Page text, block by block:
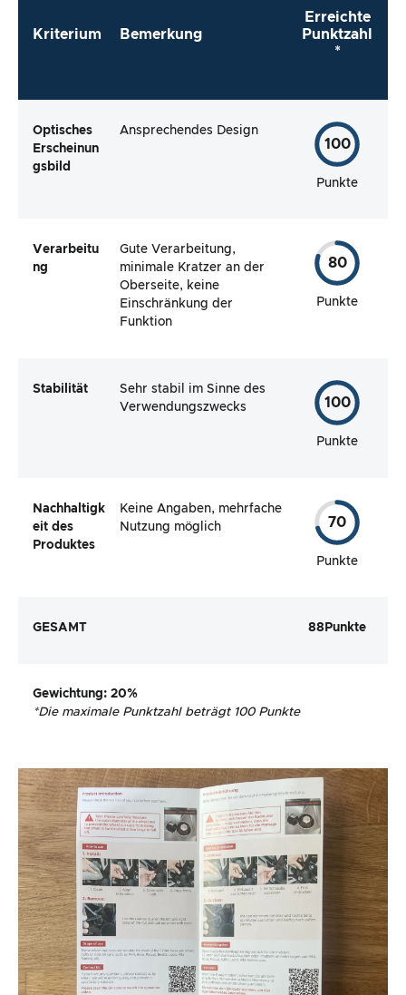
Kriterium Bemerkung
Erreichte
Punktzahl
*
Optisches
Erscheinun
gsbild
Ansprechendes Design
100
Punkte
Verarbeitu
ng
Gute Verarbeitung,
minimale Kratzer an der
Oberseite, keine
Einschränkung der
Funktion
80
Punkte
Stabilität
Sehr stabil im Sinne des
Verwendungszwecks
100
Punkte
Nachhaltigk
eit des
Produktes
Keine Angaben, mehrfache
Nutzung möglich
70
Punkte
GESAMT 88 Punkte
Gewichtung: 20%
*Die maximale Punktzahl beträgt 100 Punkte